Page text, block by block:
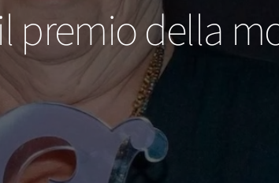
premio della